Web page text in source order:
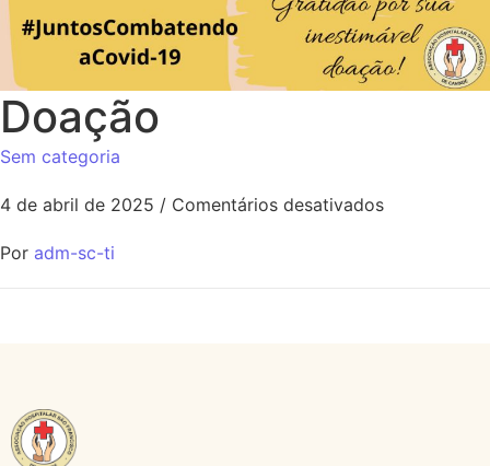
Doação
Sem categoria
4 de abril de 2025 / Comentários desativados
Por adm-sc-ti